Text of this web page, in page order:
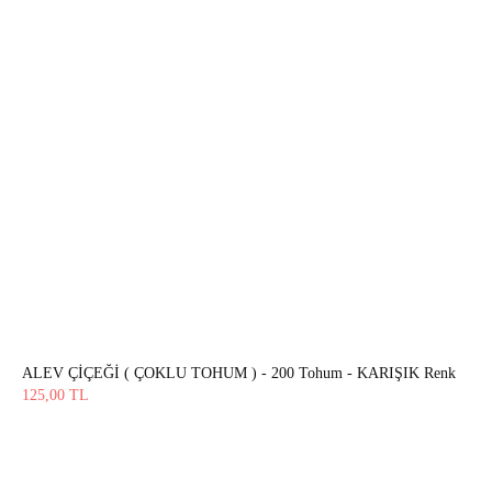
ALEV ÇİÇEĞİ ( ÇOKLU TOHUM ) - 200 Tohum - KARIŞIK Renk
125,00 TL